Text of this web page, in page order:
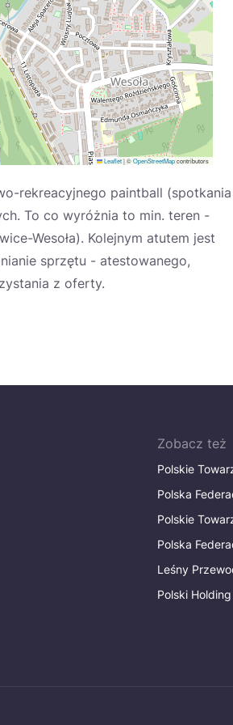
Leaflet|©OpenStreetMapcontributors
rekreacyjnego paintball (spotkania
To co wyróżnia to min. teren -
Wesoła). Kolejnym atutem jest
sprzętu - atestowanego,
z oferty.
Zobacz też
Polskie
Polska
Polskie
Polska
Leśny
Polski